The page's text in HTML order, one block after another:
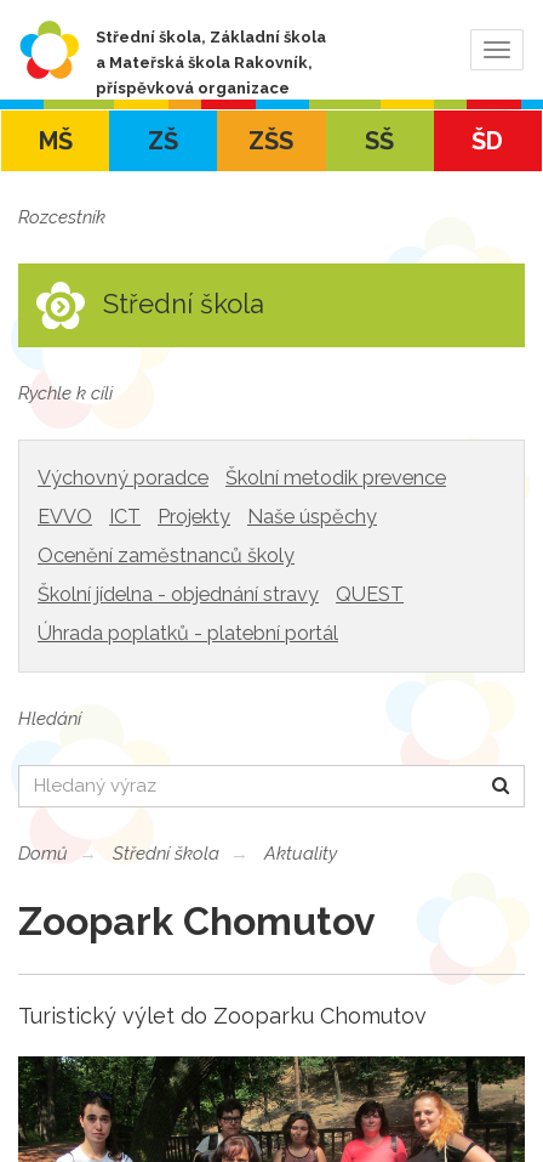
Střední škola, Základní škola
a Mateřská škola Rakovník,
příspěvková organizace
MŠ ZŠ ZŠS SŠ ŠD
Rozcestník
Střední škola
Rychle k cíli
Výchovný poradce
Školní metodik prevence
EVVO
ICT Projekty
Naše úspěchy
Ocenění zaměstnanců školy
Školní jídelna - objednání stravy
QUEST
Úhrada poplatků - platební portál
Hledání
Hledat
Domů Střední škola Aktuality
Zoopark Chomutov
Turistický výlet do Zooparku Chomutov